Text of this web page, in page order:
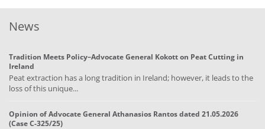
News
Tradition Meets Policy–Advocate General Kokott on Peat Cutting in
Ireland
Peat extraction has a long tradition in Ireland; however, it leads to the
loss of this unique...
Opinion of Advocate General Athanasios Rantos dated 21.05.2026
(Case C-325/25)